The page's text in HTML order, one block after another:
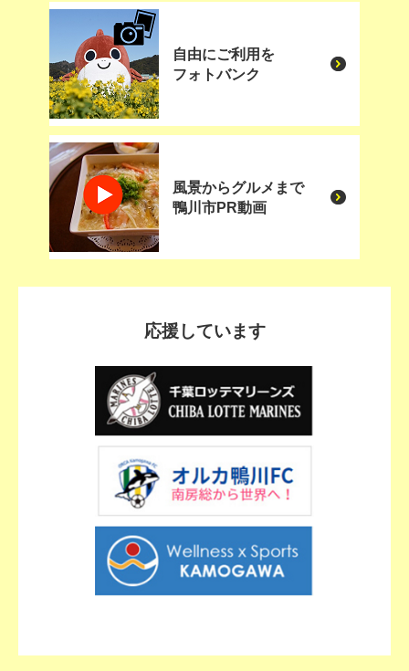
自由にご利用を
フォトバンク
風景からグルメまで
鴨川市PR動画
応援しています